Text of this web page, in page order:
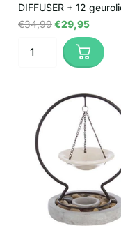
DIFFUSER + 12
€34,99€29,95